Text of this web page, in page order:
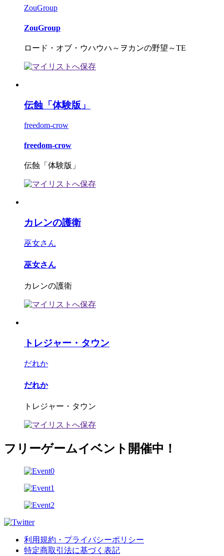
ZouGroup
ZouGroup
ロード・オブ・ウハウハ～ヲカンの野望～TE
伝蝕「体験版」
freedom-crow
freedom-crow
伝蝕「体験版」
カレンの護衛
巫女さん
巫女さん
カレンの護衛
トレジャー・タウン
だれか
だれか
トレジャー・タウン
フリーゲームイベント開催中！
利用規約・プライバシーポリシー
特定商取引法に基づく表記